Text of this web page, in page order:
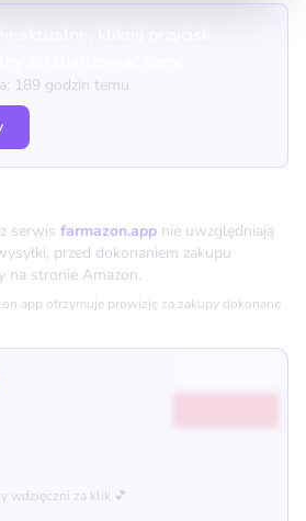
189 godzin temu
serwis farmazon.app nie uwzględniają
przed dokonaniem zakupu
na stronie Amazon.
otrzymuje prowizję za zakupy dokonane
wdzięczni za klik 💕